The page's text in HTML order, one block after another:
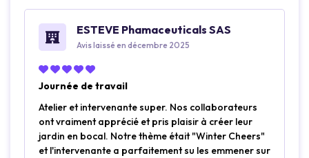
ESTEVE Phamaceuticals SAS
Avis laissé en décembre 2025
Journée de travail
Atelier et intervenante super. Nos collaborateurs
ont vraiment apprécié et pris plaisir à créer leur
jardin en bocal. Notre thème était "Winter Cheers"
et l'intervenante a parfaitement su les emmener sur